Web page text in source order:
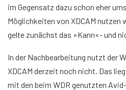
im Gegensatz dazu schon eher
Möglichkeiten von XDCAM nutzen
gelte zunächst das »Kann«- und
In der Nachbearbeitung nutzt der
XDCAM derzeit noch nicht. Das
mit den beim WDR genutzten Avid-